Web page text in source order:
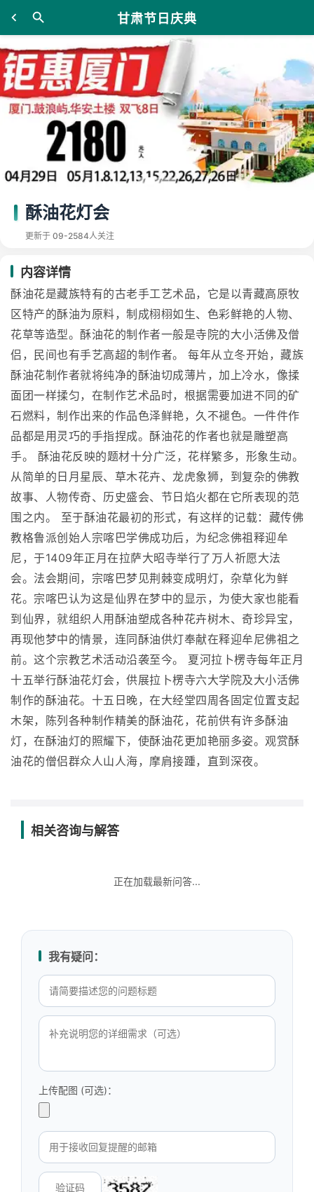
甘肃节日庆典
酥油花灯会
更新于 09-2584人关注
内容详情
酥油花是藏族特有的古老手工艺术品，它是以青藏高原牧
区特产的酥油为原料，制成栩栩如生、色彩鲜艳的人物、
花草等造型。酥油花的制作者一般是寺院的大小活佛及僧
侣，民间也有手艺高超的制作者。 每年从立冬开始，藏族
酥油花制作者就将纯净的酥油切成薄片，加上冷水，像揉
面团一样揉匀，在制作艺术品时，根据需要加进不同的矿
石燃料，制作出来的作品色泽鲜艳，久不褪色。一件件作
品都是用灵巧的手指捏成。酥油花的作者也就是雕塑高
手。 酥油花反映的题材十分广泛，花样繁多，形象生动。
从简单的日月星辰、草木花卉、龙虎象狮，到复杂的佛教
故事、人物传奇、历史盛会、节日焰火都在它所表现的范
围之内。 至于酥油花最初的形式，有这样的记载：藏传佛
教格鲁派创始人宗喀巴学佛成功后，为纪念佛祖释迎牟
尼，于1409年正月在拉萨大昭寺举行了万人祈愿大法
会。法会期间，宗喀巴梦见荆棘变成明灯，杂草化为鲜
花。宗喀巴认为这是仙界在梦中的显示，为使大家也能看
到仙界，就组织人用酥油塑成各种花卉树木、奇珍异宝，
再现他梦中的情景，连同酥油供灯奉献在释迎牟尼佛祖之
前。这个宗教艺术活动沿袭至今。 夏河拉卜楞寺每年正月
十五举行酥油花灯会，供展拉卜楞寺六大学院及大小活佛
制作的酥油花。十五日晚，在大经堂四周各固定位置支起
木架，陈列各种制作精美的酥油花，花前供有许多酥油
灯，在酥油灯的照耀下，使酥油花更加艳丽多姿。观赏酥
油花的僧侣群众人山人海，摩肩接踵，直到深夜。
相关咨询与解答
正在加载最新问答...
我有疑问：
上传配图 (可选)：